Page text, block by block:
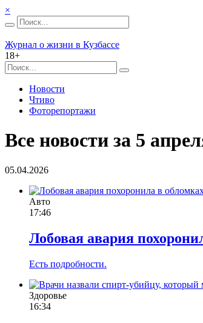
×
Журнал о жизни в Кузбассе
18+
Новости
Чтиво
Фоторепортажи
Все новости за 5
05.04.2026
Авто
17:46
Лобовая авария
Есть подробности.
Здоровье
16:34